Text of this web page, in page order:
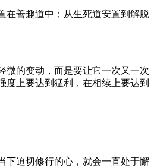
善趣道中；从生死道安置到解脱
的变动，而是要让它一次又一次
上要达到猛利，在相续上要达到
迫切修行的心，就会一直处于懈